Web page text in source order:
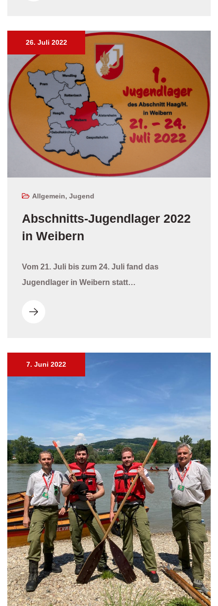
26. Juli 2022
Allgemein, Jugend
Abschnitts-Jugendlager 2022
in Weibern
Vom 21. Juli bis zum 24. Juli fand das
Jugendlager in Weibern statt…
7. Juni 2022